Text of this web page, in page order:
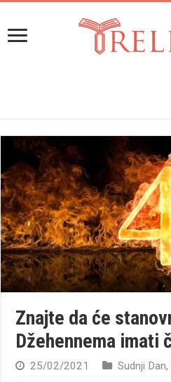
Znajte da će
Džehennema imati
25/02/2021 Sudnji Dan,